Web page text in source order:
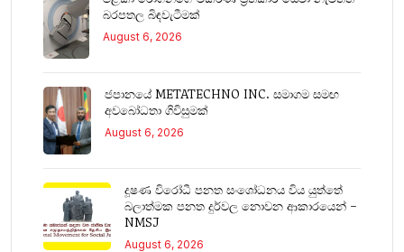
බරපතල බිඳවැටීමක්
August 6, 2026
ජපානයේ METATECHNO INC. සමාගම සමඟ
අවබෝධතා ගිවිසුමක්
August 6, 2026
දූෂණ විරෝධී පනත සංශෝධනය විය යුත්තේ
බලාත්මක පනත දුර්වල නොවන ආකාරයෙන් –
NMSJ
August 6, 2026